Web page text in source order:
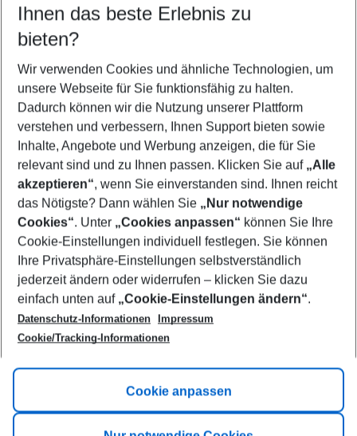
Find the perfect deal which suits your best
Your departure airport
Any airport
Select your date range
08/08/26–06/08/27 5-8 nights
Who will travel
2 adults No children
Show more filter
Footer
Footer navigation
Title A
Link A
Ihnen das beste Erlebnis zu
bieten?
Wir verwenden Cookies und ähnliche Technologien, um
unsere Webseite für Sie funktionsfähig zu halten.
Dadurch können wir die Nutzung unserer Plattform
verstehen und verbessern, Ihnen Support bieten sowie
Inhalte, Angebote und Werbung anzeigen, die für Sie
relevant sind und zu Ihnen passen. Klicken Sie auf „Alle
akzeptieren“, wenn Sie einverstanden sind. Ihnen reicht
das Nötigste? Dann wählen Sie „Nur notwendige
Cookies“. Unter „Cookies anpassen“ können Sie Ihre
Cookie-Einstellungen individuell festlegen. Sie können
Ihre Privatsphäre-Einstellungen selbstverständlich
jederzeit ändern oder widerrufen – klicken Sie dazu
einfach unten auf „Cookie-Einstellungen ändern“.
Datenschutz-Informationen
Impressum
Cookie/Tracking-Informationen
Cookie anpassen